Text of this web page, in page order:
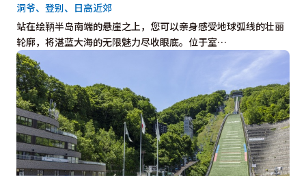
站在绘鞆半岛南端的悬崖之上，您可以亲身感受地球弧线的壮丽
轮廓，将湛蓝大海的无限魅力尽收眼底。位于室…
洞爷、登别、日高近郊